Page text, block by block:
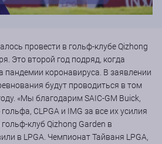
провести в гольф-клубе Qizhong
Это второй год подряд, когда
пандемии коронавируса. В заявлении
будут проводиться в том
«Мы благодарим SAIC-GM Buick,
CLPGA и IMG за все их усилия
клуб Qizhong Garden в
в LPGA. Чемпионат Тайваня LPGA,